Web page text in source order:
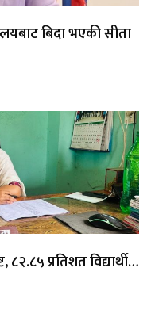
बिदा भएकी सीता
प्रतिशत विद्यार्थी…